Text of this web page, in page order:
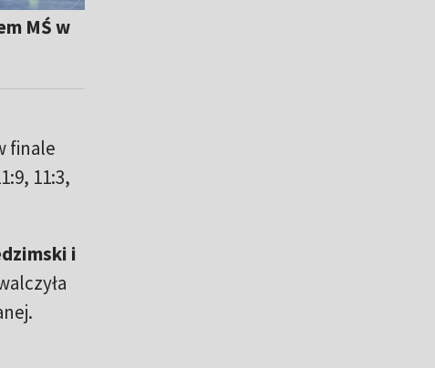
MŚ w
finale
11:3,
i